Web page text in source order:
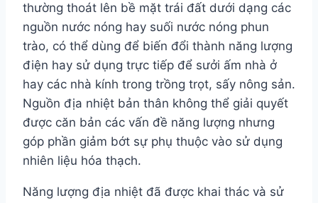
thường thoát lên bề mặt trái đất dưới dạng các
nguồn nước nóng hay suối nước nóng phun
trào, có thể dùng để biến đổi thành năng lượng
điện hay sử dụng trực tiếp để sưởi ấm nhà ở
hay các nhà kính trong trồng trọt, sấy nông sản.
Nguồn địa nhiệt bản thân không thể giải quyết
được căn bản các vấn đề năng lượng nhưng
góp phần giảm bớt sự phụ thuộc vào sử dụng
nhiên liệu hóa thạch.
Năng lượng địa nhiệt đã được khai thác và sử